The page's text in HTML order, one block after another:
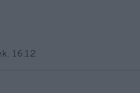
16:12